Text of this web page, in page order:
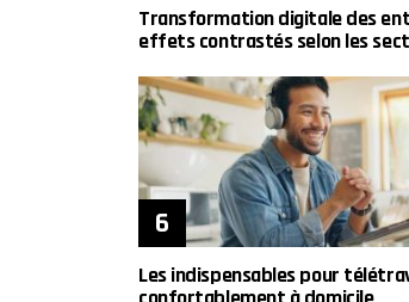
Transformation digitale des
effets contrastés selon les
Les indispensables pour